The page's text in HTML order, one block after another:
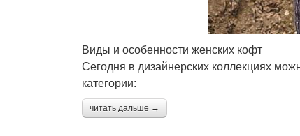
Виды и особенности женских кофт
Сегодня в дизайнерских коллекциях
категории:
читать дальше →